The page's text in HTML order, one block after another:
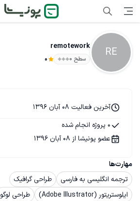
RE
remotework
سطح ۰ 0
مهارت‌ها
ترجمه انگلیسی به فارسی
طراحی گرافیک
ایلوستریتور (Adobe Illustrator)
طراحی لوگو
آخرین فعالیت 08 آبان 1396
0 پروژه انجام شده
عضو پونیشا از 08 آبان 1396